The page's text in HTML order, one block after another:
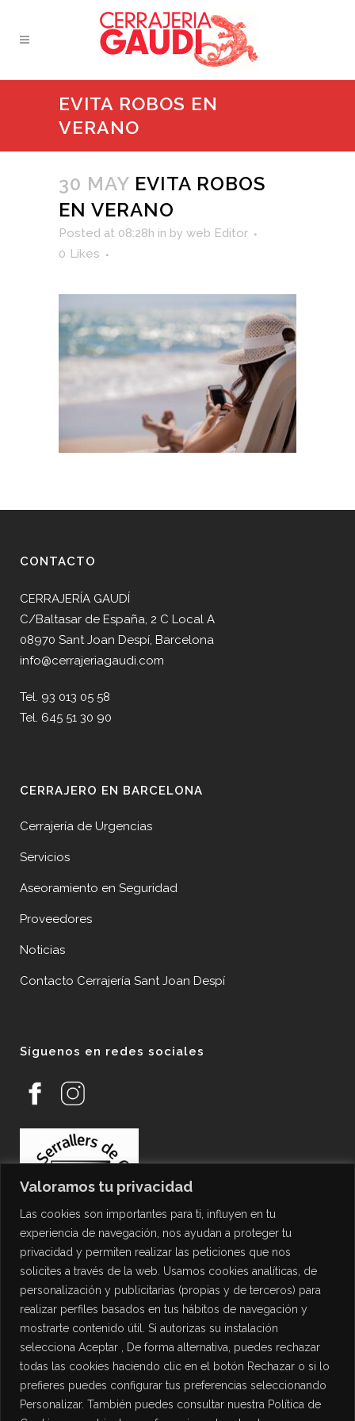
Valoramos tu privacidad
Las cookies son importantes para ti, influyen en tu
experiencia de navegación, nos ayudan a proteger tu
privacidad y permiten realizar las peticiones que nos
solicites a través de la web. Usamos cookies analíticas, de
personalización y publicitarias (propias y de terceros) para
realizar perfiles basados en tus hábitos de navegación y
mostrarte contenido útil. Si autorizas su instalación
selecciona Aceptar , De forma alternativa, puedes rechazar
todas las cookies haciendo clic en el botón Rechazar o si lo
prefieres puedes configurar tus preferencias seleccionando
Personalizar. También puedes consultar nuestra Política de
EVITA ROBOS EN
VERANO
30 MAY EVITA ROBOS
EN VERANO
Posted at 08:28h in by web Editor
0 Likes
CONTACTO
CERRAJERÍA GAUDÍ
C/Baltasar de España, 2 C Local A
08970 Sant Joan Despí, Barcelona
info@cerrajeriagaudi.com
Tel. 93 013 05 58
Tel. 645 51 30 90
CERRAJERO EN BARCELONA
Cerrajería de Urgencias
Servicios
Aseoramiento en Seguridad
Proveedores
Noticias
Contacto Cerrajería Sant Joan Despí
Síguenos en redes sociales
PROTECCIÓN DE DATOS
Política de Privacidad
Política de Cookies
Aviso Legal